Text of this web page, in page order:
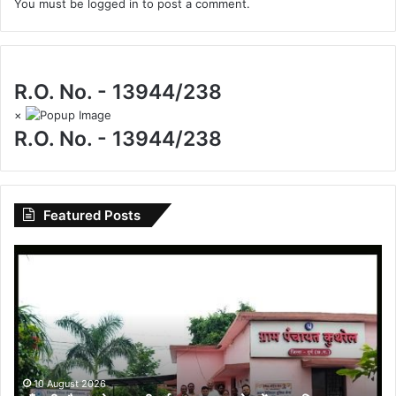
You must be logged in to post a comment.
R.O. No. - 13944/238
×
R.O. No. - 13944/238
Featured Posts
गाँव
से
न्याय
की
नई
शुरुआत:10 August 2026